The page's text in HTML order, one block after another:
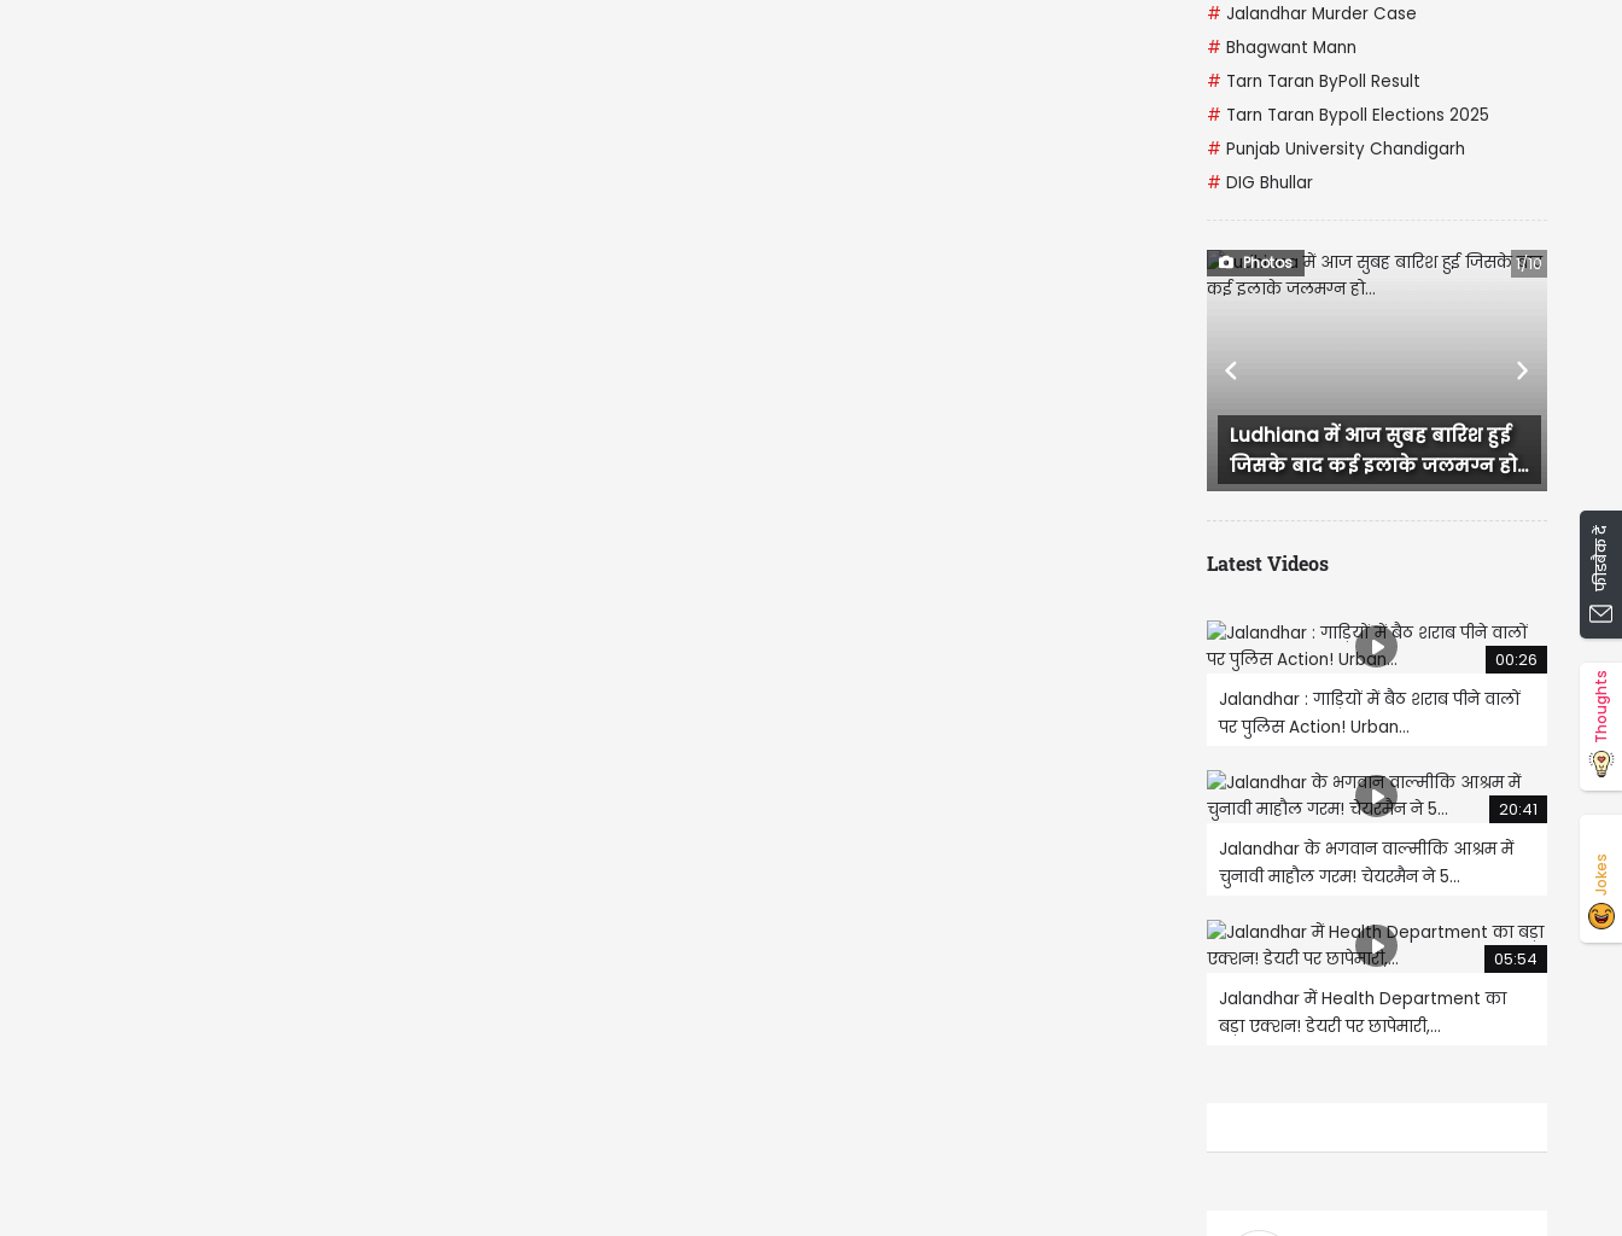
# Jalandhar Murder Case
# Bhagwant Mann
# Tarn Taran ByPoll Result
# Tarn Taran Bypoll Elections 2025
# Punjab University Chandigarh
# DIG Bhullar
Photos 1/10
Ludhiana में आज सुबह बारिश हुई
जिसके बाद कई इलाके जलमग्न हो...
Ropar में यूथ कांग्रेस का हल्ला
कार्यकर्ताओं ने...
Previous Next
Latest Videos
00:26
Jalandhar : गाड़ियों में बैठ शराब पीने वालों
पर पुलिस Action! Urban...
20:41
Jalandhar के भगवान वाल्मीकि आश्रम में
चुनावी माहौल गरम! चेयरमैन ने 5...
05:54
Jalandhar में Health Department का
बड़ा एक्शन! डेयरी पर छापेमारी,...
फीडबैक दें
Thoughts
Jokes